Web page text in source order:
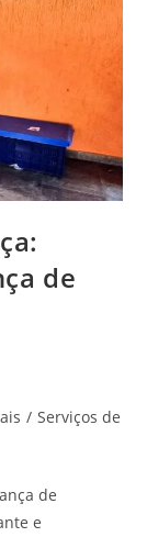
de
/ Serviços de
de
e